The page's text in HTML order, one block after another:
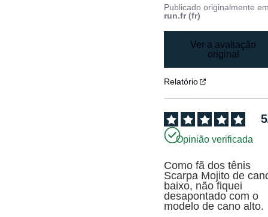
Publicado originalmente
run.fr (fr)
Ver a avaliação
original
Relatório
5
Opinião verificada
Como fã dos tênis
Scarpa Mojito de
baixo, não fiquei
desapontado com o
modelo de cano alto.